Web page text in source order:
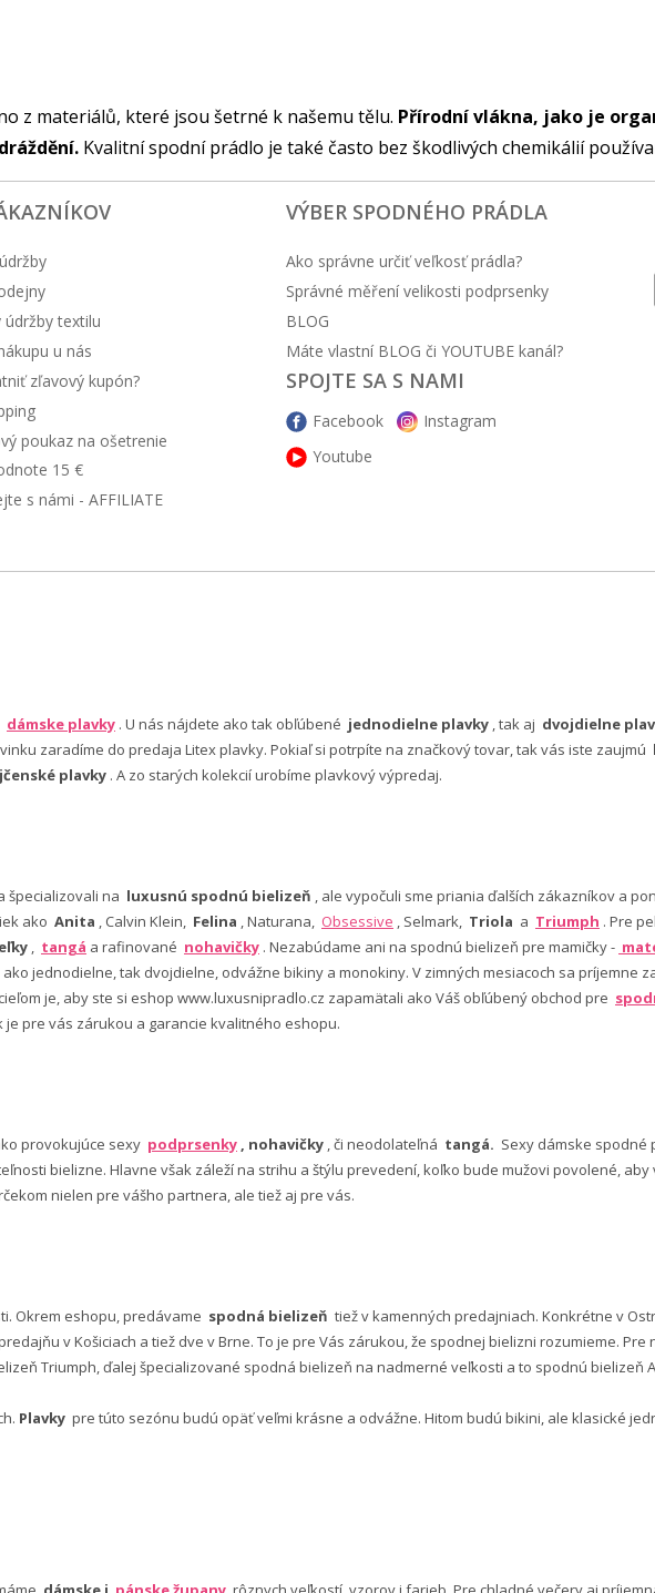
z materiálů, které jsou šetrné k našemu tělu. Přírodní vlákna, jako je
Kvalitní spodní prádlo je také často bez škodlivých chemikálií
údržby textilu
u nás
zľavový kupón?
poukaz na ošetrenie
15 €
s námi - AFFILIATE
VÝBER SPODNÉHO PRÁDLA
Ako správne určiť veľkosť prádla?
Správné měření velikosti podprsenky
BLOG
Máte vlastní BLOG či YOUTUBE kanál?
SPOJTE SA S NAMI
Facebook
Instagram
Youtube
dámske plavky . U nás nájdete ako tak obľúbené jednodielne plavky , tak aj dvojdielne
zaradíme do predaja Litex plavky. Pokiaľ si potrpíte na značkový tovar, tak vás iste zaujmú
plavky . A zo starých kolekcií urobíme plavkový výpredaj.
špecializovali na luxusnú spodnú bielizeň , ale vypočuli sme priania ďalších zákazníkov a
ako Anita , Calvin Klein, Felina , Naturana, Obsessive , Selmark, Triola a Triumph . Pre
, tangá a rafinované nohavičky . Nezabúdame ani na spodnú bielizeň pre mamičky -
jednodielne, tak dvojdielne, odvážne bikiny a monokiny. V zimných mesiacoch sa príjemne
je, aby ste si eshop www.luxusnipradlo.cz zapamätali ako Váš obľúbený obchod pre
pre vás zárukou a garancie kvalitného eshopu.
provokujúce sexy podprsenky , nohavičky , či neodolateľná tangá. Sexy dámske spodné
bielizne. Hlavne však záleží na strihu a štýlu prevedení, koľko bude mužovi povolené,
nielen pre vášho partnera, ale tiež aj pre vás.
Okrem eshopu, predávame spodná bielizeň tiež v kamenných predajniach. Konkrétne v
v Košiciach a tiež dve v Brne. To je pre Vás zárukou, že spodnej bielizni rozumieme.
Triumph, ďalej špecializované spodná bielizeň na nadmerné veľkosti a to spodnú bielizeň
Plavky pre túto sezónu budú opäť veľmi krásne a odvážne. Hitom budú bikini, ale klasické